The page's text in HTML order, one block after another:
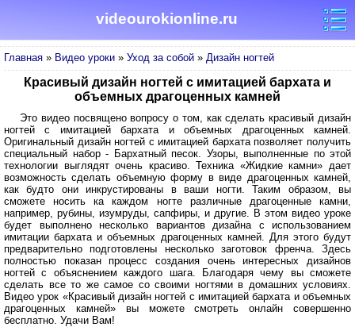
videourokionline.ru
Главная » Видео уроки » Уход за собой » Дизайн ногтей
Красивый дизайн ногтей с имитацией бархата и
объемных драгоценных камней
Это видео посвящено вопросу о том, как сделать красивый дизайн
ногтей с имитацией бархата и объемных драгоценных камней.
Оригинальный дизайн ногтей с имитацией бархата позволяет получить
специальный набор - Бархатный песок. Узоры, выполненные по этой
технологии выглядят очень красиво. Техника «Жидкие камни» дает
возможность сделать объемную форму в виде драгоценных камней,
как будто они инкрустированы в ваши ногти. Таким образом, вы
сможете носить ка каждом ногте различные драгоценные камни,
например, рубины, изумруды, сапфиры, и другие. В этом видео уроке
будет выполнено несколько вариантов дизайна с использованием
имитации бархата и объемных драгоценных камней. Для этого будут
предварительно подготовлены несколько заготовок френча. Здесь
полностью показан процесс создания очень интересных дизайнов
ногтей с объяснением каждого шага. Благодаря чему вы сможете
сделать все то же самое со своими ногтями в домашних условиях.
Видео урок «Красивый дизайн ногтей с имитацией бархата и объемных
драгоценных камней» вы можете смотреть онлайн совершенно
бесплатно. Удачи Вам!